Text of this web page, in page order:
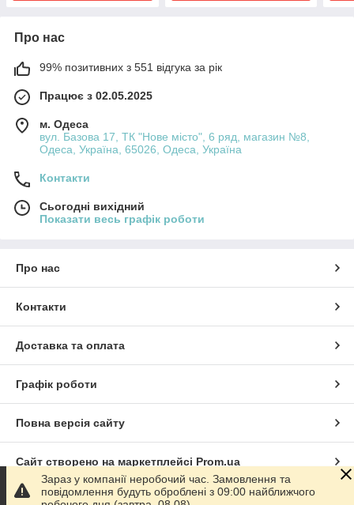
Про нас
99% позитивних з 551 відгука за рік
Працює з 02.05.2025
м. Одеса
вул. Базова 17, ТК "Нове місто", 6 ряд, магазин №8,
Одеса, Україна, 65026, Одеса, Україна
Контакти
Сьогодні вихідний
Показати весь графік роботи
Про нас
Контакти
Доставка та оплата
Графік роботи
Повна версія сайту
Сайт створено на маркетплейсі Prom.ua
Політика конфіденційності
Зараз у компанії неробочий час. Замовлення та
повідомлення будуть оброблені з 09:00 найближчого